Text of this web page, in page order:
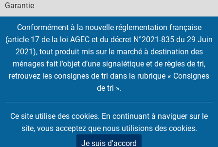
Garantie
SOCIAL
ICONS
Deutsch Italian
Copyright © 2026 EMTEC, All rights reserved.
EMTEC® IS A REGISTERED TRADEMARK OF THE DEXXON GROUP.
Conformément à la nouvelle réglementation française
(article 17 de la loi AGEC et du décret N°2021-835 du 29 Juin
2021), tout produit mis sur le marché à destination des
ménages fait l’objet d’une signalétique et de règles de tri,
retrouvez les consignes de tri dans la rubrique « Consignes
de tri ».
Ce site utilise des cookies. En continuant à naviguer sur le
site, vous acceptez que nous utilisions des cookies.
Je suis d'accord